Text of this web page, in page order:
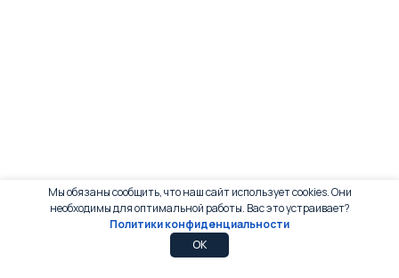
Мы обязаны сообщить, что наш сайт использует cookies. Они
необходимы для оптимальной работы. Вас это устраивает?
Политики конфиденциальности
OK